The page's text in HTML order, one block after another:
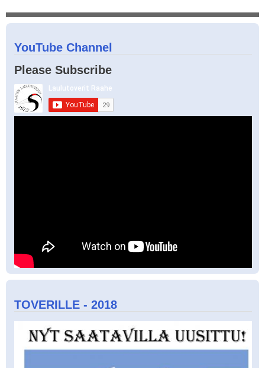
YouTube Channel
Please Subscribe
TOVERILLE - 2018